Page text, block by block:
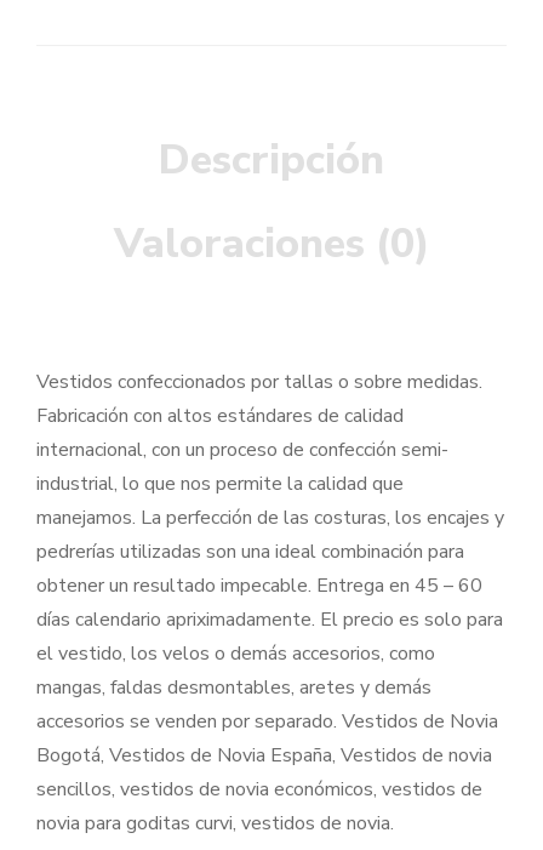
Descripción
Valoraciones (0)
Vestidos confeccionados por tallas o sobre medidas.
Fabricación con altos estándares de calidad
internacional, con un proceso de confección semi-
industrial, lo que nos permite la calidad que
manejamos. La perfección de las costuras, los encajes y
pedrerías utilizadas son una ideal combinación para
obtener un resultado impecable. Entrega en 45 – 60
días calendario apriximadamente. El precio es solo para
el vestido, los velos o demás accesorios, como
mangas, faldas desmontables, aretes y demás
accesorios se venden por separado. Vestidos de Novia
Bogotá, Vestidos de Novia España, Vestidos de novia
sencillos, vestidos de novia económicos, vestidos de
novia para goditas curvi, vestidos de novia.